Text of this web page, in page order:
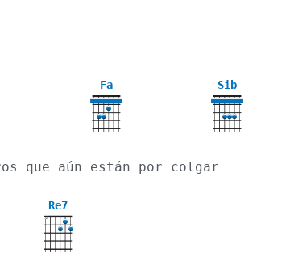
Fa Sib
que aún están por colgar
Re7
X